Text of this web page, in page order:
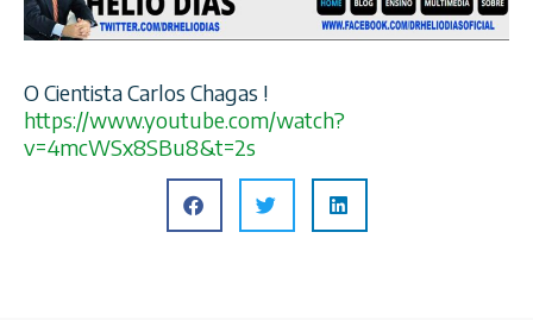
O Cientista Carlos Chagas !
https://www.youtube.com/watch?
v=4mcWSx8SBu8&t=2s